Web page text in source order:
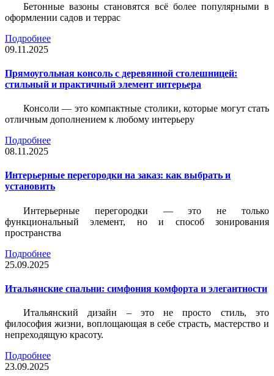
Бетонные вазоны становятся всё более популярными в
оформлении садов и террас
Подробнее
09.11.2025
Прямоугольная консоль с деревянной столешницей:
стильный и практичный элемент интерьера
Консоли — это компактные столики, которые могут стать
отличным дополнением к любому интерьеру
Подробнее
08.11.2025
Интерьерные перегородки на заказ: как выбрать и
установить
Интерьерные перегородки — это не только
функциональный элемент, но и способ зонирования
пространства
Подробнее
25.09.2025
Итальянские спальни: симфония комфорта и элегантности
Итальянский дизайн – это не просто стиль, это
философия жизни, воплощающая в себе страсть, мастерство и
непреходящую красоту.
Подробнее
23.09.2025